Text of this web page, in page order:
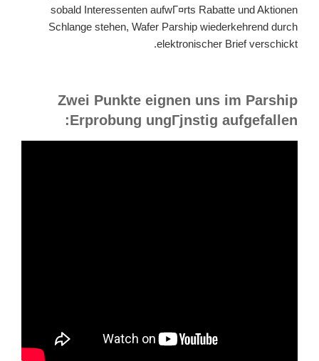
sobald Interessenten aufwГ¤rts Rabatte und Aktionen
Schlange stehen, Wafer Parship wiederkehrend durch
elektronischer Brief verschickt.
Zwei Punkte eignen uns im Parship
Erprobung ungГјnstig aufgefallen: